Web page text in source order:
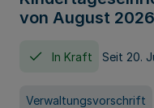
von August
In Kraft Seit 20.
Verwaltungsvorschrift